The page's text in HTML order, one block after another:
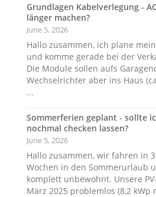
Grundlagen Kabelverlegung -
länger machen?
June 5, 2026
Hallo zusammen, ich plane
und komme gerade bei der
Die Module sollen aufs
Wechselrichter aber ins Haus
...
Sommerferien geplant - sollte
nochmal checken lassen?
June 5, 2026
Hallo zusammen, wir fahren in
Wochen in den Sommerurlaub
komplett unbewohnt. Unsere
März 2025 problemlos (8,2 kWp